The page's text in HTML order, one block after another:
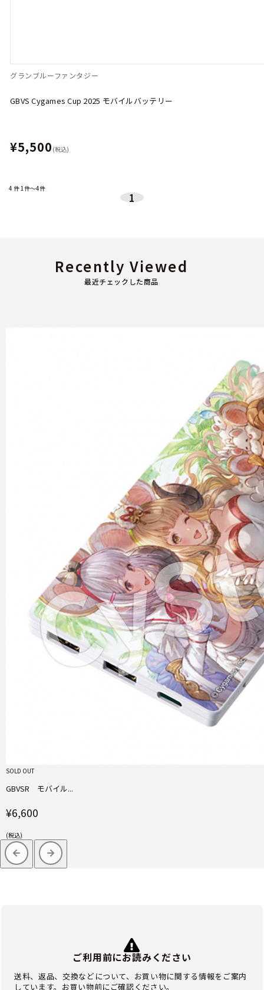
グランブルーファンタジー
GBVS Cygames Cup 2025 モバイルバッテリー
¥5,500 (税込)
4 件1件～4件
1
最近チェックした商品
Recently Viewed
SOLD OUT
GBVSR モバイル...
¥6,600
(税込)
ご利用前にお読みください
送料、返品、交換などについて、お買い物に関する情報をご案内
しています。お買い物前にご確認ください。